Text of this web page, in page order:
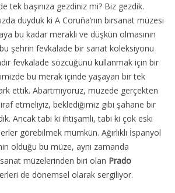
tek başınıza gezdiniz mi? Biz gezdik.
duyduk ki A Coruña’nın birsanat müzesi
bu kadar meraklı ve düşkün olmasının
şehrin fevkalade bir sanat koleksiyonu
fevkalade sözcüğünü kullanmak için bir
bu merak içinde yaşayan bir tek
ettik. Abartmıyoruz, müzede gerçekten
etmeliyiz, beklediğimiz gibi şahane bir
Ancak tabi ki ihtişamlı, tabi ki çok eski
görebilmek mümkün. Ağırlıklı İspanyol
olduğu bu müze, aynı zamanda
müzelerinden biri olan Prado
de dönemsel olarak sergiliyor.